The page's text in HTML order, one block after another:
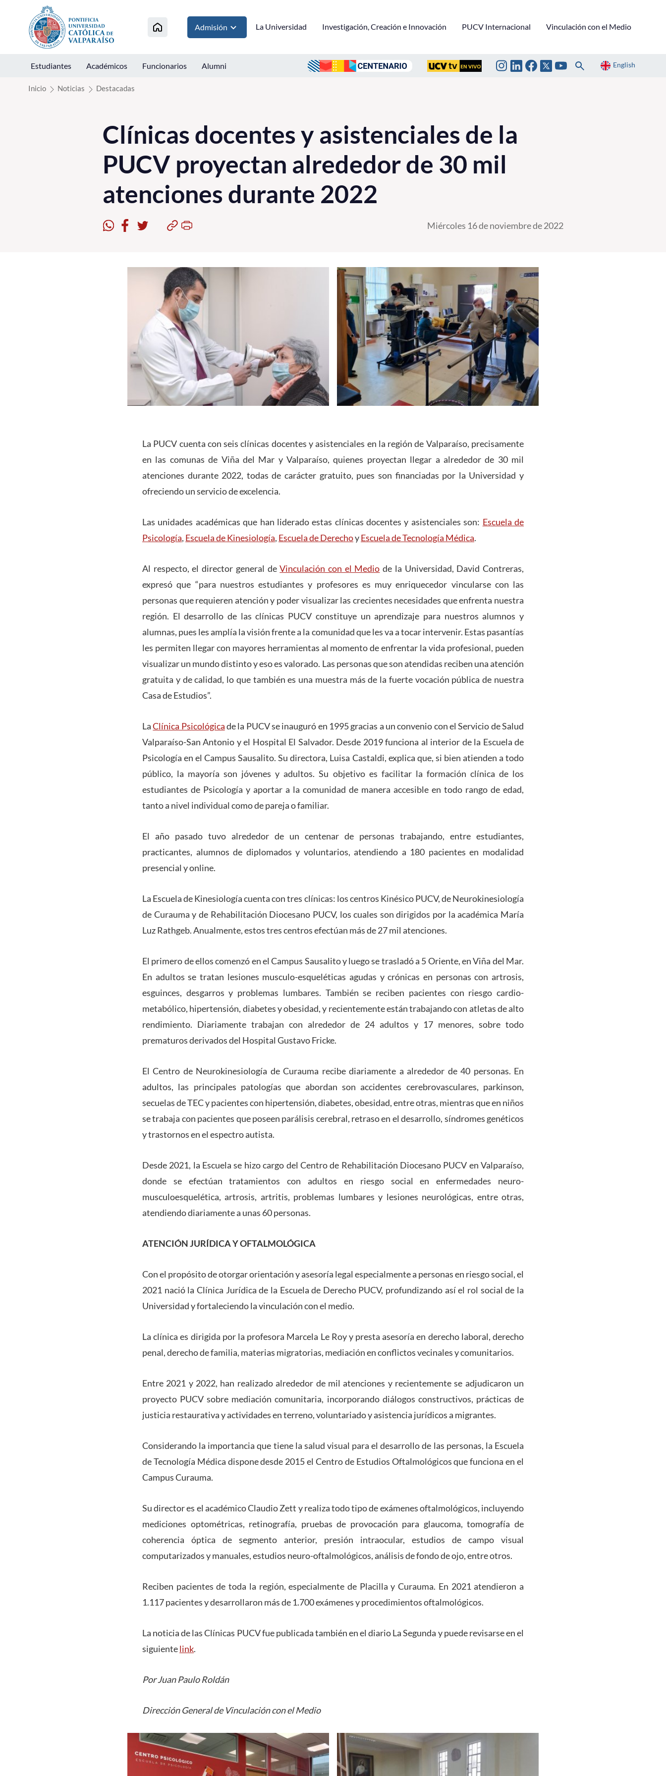
Click acá para ir directamente al contenido
Admisión La Universidad Investigación, Creación e Innovación PUCV Internacional Vinculación con el Medio
Estudiantes Académicos Funcionarios Alumni English
Inicio Noticias Destacadas
Clínicas docentes y asistenciales de la
PUCV proyectan alrededor de 30 mil
atenciones durante 2022
Miércoles 16 de noviembre de 2022
La PUCV cuenta con seis clínicas docentes y asistenciales en la región de Valparaíso, precisamente
en las comunas de Viña del Mar y Valparaíso, quienes proyectan llegar a alrededor de 30 mil
atenciones durante 2022, todas de carácter gratuito, pues son financiadas por la Universidad y
ofreciendo un servicio de excelencia.
Las unidades académicas que han liderado estas clínicas docentes y asistenciales son: Escuela de
Psicología, Escuela de Kinesiología, Escuela de DerechoyEscuela de Tecnología Médica.
Al respecto, el director general deVinculación con el Medio de la Universidad, David Contreras,
expresó que “para nuestros estudiantes y profesores es muy enriquecedor vincularse con las
personas que requieren atención y poder visualizar las crecientes necesidades que enfrenta nuestra
región. El desarrollo de las clínicas PUCV constituye un aprendizaje para nuestros alumnos y
alumnas, pues les amplía la visión frente a la comunidad que les va a tocar intervenir. Estas pasantías
les permiten llegar con mayores herramientas al momento de enfrentar la vida profesional, pueden
visualizar un mundo distinto y eso es valorado. Las personas que son atendidas reciben una atención
gratuita y de calidad, lo que también es una muestra más de la fuerte vocación pública de nuestra
Casa de Estudios”.
LaClínica Psicológicade la PUCV se inauguró en 1995 gracias a un convenio con el Servicio de Salud
Valparaíso-San Antonio y el Hospital El Salvador. Desde 2019 funciona al interior de la Escuela de
Psicología en el Campus Sausalito. Su directora, Luisa Castaldi, explica que, si bien atienden a todo
público, la mayoría son jóvenes y adultos. Su objetivo es facilitar la formación clínica de los
estudiantes de Psicología y aportar a la comunidad de manera accesible en todo rango de edad,
tanto a nivel individual como de pareja o familiar.
El año pasado tuvo alrededor de un centenar de personas trabajando, entre estudiantes,
practicantes, alumnos de diplomados y voluntarios, atendiendo a 180 pacientes en modalidad
presencial y online.
La Escuela de Kinesiología cuenta con tres clínicas: los centros Kinésico PUCV, de Neurokinesiología
de Curauma y de Rehabilitación Diocesano PUCV, los cuales son dirigidos por la académica María
Luz Rathgeb. Anualmente, estos tres centros efectúan más de 27 mil atenciones.
El primero de ellos comenzó en el Campus Sausalito y luego se trasladó a 5 Oriente, en Viña del Mar.
En adultos se tratan lesiones musculo-esqueléticas agudas y crónicas en personas con artrosis,
esguinces, desgarros y problemas lumbares. También se reciben pacientes con riesgo cardio-
metabólico, hipertensión, diabetes y obesidad, y recientemente están trabajando con atletas de alto
rendimiento. Diariamente trabajan con alrededor de 24 adultos y 17 menores, sobre todo
prematuros derivados del Hospital Gustavo Fricke.
El Centro de Neurokinesiología de Curauma recibe diariamente a alrededor de 40 personas. En
adultos, las principales patologías que abordan son accidentes cerebrovasculares, parkinson,
secuelas de TEC y pacientes con hipertensión, diabetes, obesidad, entre otras, mientras que en niños
se trabaja con pacientes que poseen parálisis cerebral, retraso en el desarrollo, síndromes genéticos
y trastornos en el espectro autista.
Desde 2021, la Escuela se hizo cargo del Centro de Rehabilitación Diocesano PUCV en Valparaíso,
donde se efectúan tratamientos con adultos en riesgo social en enfermedades neuro-
musculoesquelética, artrosis, artritis, problemas lumbares y lesiones neurológicas, entre otras,
atendiendo diariamente a unas 60 personas.
ATENCIÓN JURÍDICA Y OFTALMOLÓGICA
Con el propósito de otorgar orientación y asesoría legal especialmente a personas en riesgo social, el
2021 nació la Clínica Jurídica de la Escuela de Derecho PUCV, profundizando así el rol social de la
Universidad y fortaleciendo la vinculación con el medio.
La clínica es dirigida por la profesora Marcela Le Roy y presta asesoría en derecho laboral, derecho
penal, derecho de familia, materias migratorias, mediación en conflictos vecinales y comunitarios.
Entre 2021 y 2022, han realizado alrededor de mil atenciones y recientemente se adjudicaron un
proyecto PUCV sobre mediación comunitaria, incorporando diálogos constructivos, prácticas de
justicia restaurativa y actividades en terreno, voluntariado y asistencia jurídicos a migrantes.
Considerando la importancia que tiene la salud visual para el desarrollo de las personas, la Escuela
de Tecnología Médica dispone desde 2015 el Centro de Estudios Oftalmológicos que funciona en el
Campus Curauma.
Su director es el académico Claudio Zett y realiza todo tipo de exámenes oftalmológicos, incluyendo
mediciones optométricas, retinografía, pruebas de provocación para glaucoma, tomografía de
coherencia óptica de segmento anterior, presión intraocular, estudios de campo visual
computarizados y manuales, estudios neuro-oftalmológicos, análisis de fondo de ojo, entre otros.
Reciben pacientes de toda la región, especialmente de Placilla y Curauma. En 2021 atendieron a
1.117 pacientes y desarrollaron más de 1.700 exámenes y procedimientos oftalmológicos.
La noticia de las Clínicas PUCV fue publicada también en el diario La Segunda y puede revisarse en el
siguientelink.
Por Juan Paulo Roldán
Dirección General de Vinculación con el Medio